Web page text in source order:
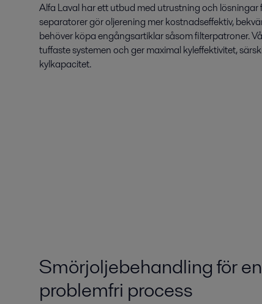
Alfa Laval har ett utbud med utrustning och lösningar
separatorer gör oljerening mer kostnadseffektiv,
behöver köpa engångsartiklar såsom filterpatroner.
tuffaste systemen och ger maximal kyleffektivitet,
kylkapacitet.
Smörjoljebehandling för
problemfri process